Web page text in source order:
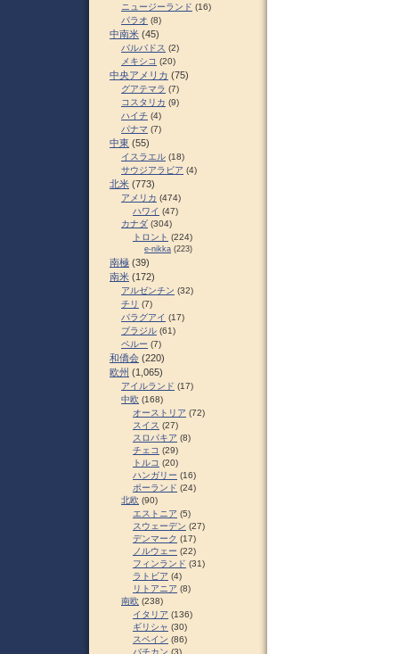
ニュージーランド (16)
パラオ (8)
中南米 (45)
バルバドス (2)
メキシコ (20)
中央アメリカ (75)
グアテマラ (7)
コスタリカ (9)
ハイチ (4)
パナマ (7)
中東 (55)
イスラエル (18)
サウジアラビア (4)
北米 (773)
アメリカ (474)
ハワイ (47)
カナダ (304)
トロント (224)
e-nikka (223)
南極 (39)
南米 (172)
アルゼンチン (32)
チリ (7)
パラグアイ (17)
ブラジル (61)
ペルー (7)
和僑会 (220)
欧州 (1,065)
アイルランド (17)
中欧 (168)
オーストリア (72)
スイス (27)
スロパキア (8)
チェコ (29)
トルコ (20)
ハンガリー (16)
ポーランド (24)
北欧 (90)
エストニア (5)
スウェーデン (27)
デンマーク (17)
ノルウェー (22)
フィンランド (31)
ラトビア (4)
リトアニア (8)
南欧 (238)
イタリア (136)
ギリシャ (30)
スペイン (86)
バチカン (3)